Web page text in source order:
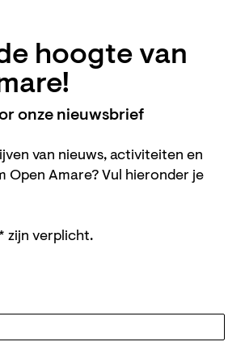
hoogte van
onze nieuwsbrief
van nieuws, activiteiten en
Open Amare? Vul hieronder je
zijn verplicht.